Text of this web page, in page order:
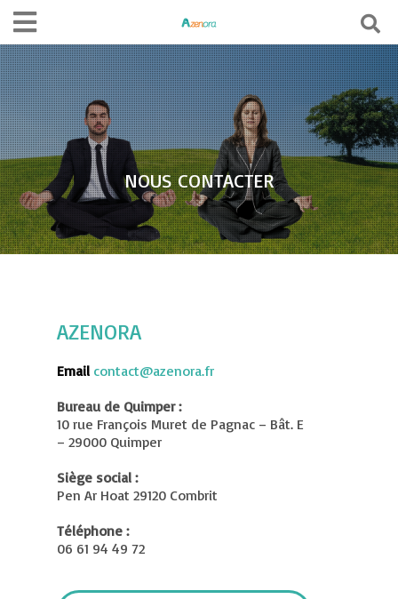
NOUS CONTACTER
AZENORA
Email contact@azenora.fr
Bureau de Quimper :
10 rue François Muret de Pagnac – Bât. E
– 29000 Quimper
Siège social :
Pen Ar Hoat 29120 Combrit
Téléphone :
06 61 94 49 72